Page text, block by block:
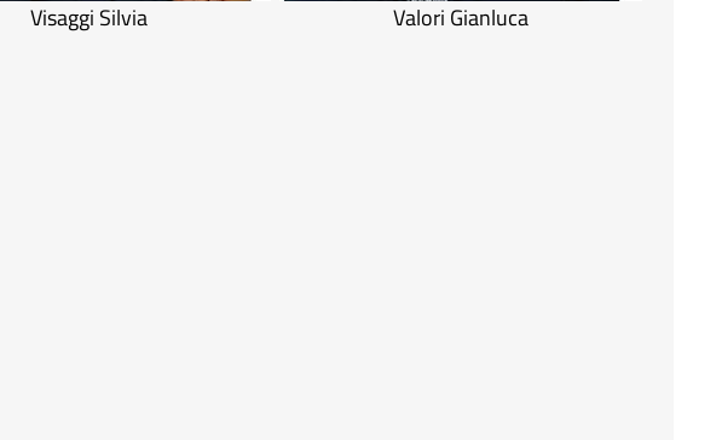
Visaggi Silvia Valori Gianluca